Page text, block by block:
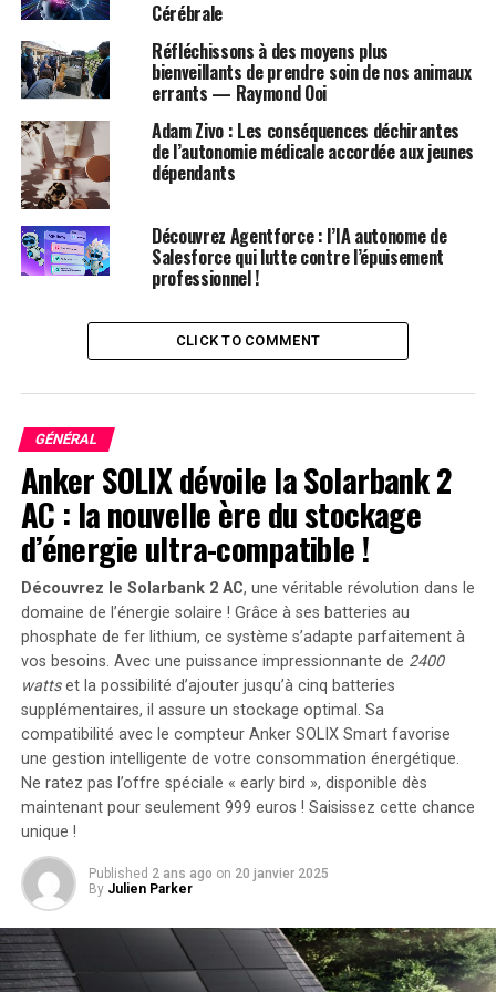
terme pour la main-d’œuvre du NHS en Angleterre, qui
décrit comment le NHS prévoit d’assurer un nombre
suffisant d’infirmières et de médecins pour soutenir les
patients.
Cependant, ce problème ne se limite pas au Royaume-
Uni : il s’agit d’une crise mondiale touchant le secteur
des soins infirmiers. Le taux élevé de rotation du
personnel qualifié a des conséquences graves sur les
systèmes de santé à travers le monde.
préoccupantes avec des prévisions indiquant un manque
significatif de personnel soignant dans les décennies à
Crédit : The Conversation
L’épuisement professionnel est l’une des raisons
majeures expliquant cet exode massif parmi les
professionnels du secteur médical.
Cultiver une culture du sacrifice
dans le domaine médical
Cérébrale
Réfléchissons à des moyens plus
bienveillants de prendre soin de nos animaux
errants — Raymond Ooi
Adam Zivo : Les conséquences déchirantes
de l’autonomie médicale accordée aux jeunes
dépendants
Découvrez Agentforce : l’IA autonome de
Salesforce qui lutte contre l’épuisement
professionnel !
CLICK TO COMMENT
GÉNÉRAL
Anker SOLIX dévoile la Solarbank 2
AC : la nouvelle ère du stockage
d’énergie ultra-compatible !
Découvrez le Solarbank 2 AC, une véritable révolution dans le
domaine de l’énergie solaire ! Grâce à ses batteries au
phosphate de fer lithium, ce système s’adapte parfaitement à
vos besoins. Avec une puissance impressionnante de 2400
wattset la possibilité d’ajouter jusqu’à cinq batteries
supplémentaires, il assure un stockage optimal. Sa
compatibilité avec le compteur Anker SOLIX Smart favorise
une gestion intelligente de votre consommation énergétique.
Ne ratez pas l’offre spéciale « early bird », disponible dès
maintenant pour seulement 999 euros ! Saisissez cette chance
unique !
Published 2 ans ago on 20 janvier 2025
By Julien Parker